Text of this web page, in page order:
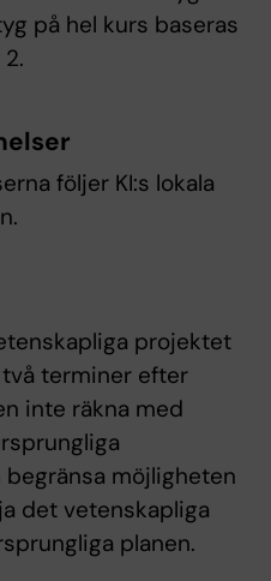
på hel kurs baseras
följer KI:s lokala
projektet
terminer efter
inte räkna med
möjligheten
det vetenskapliga
planen.